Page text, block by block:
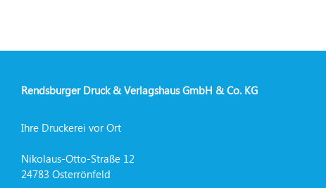
Rendsburger Druck & Verlagshaus GmbH & Co. KG
Ihre Druckerei vor Ort
Nikolaus-Otto-Straße 12
24783 Osterrönfeld